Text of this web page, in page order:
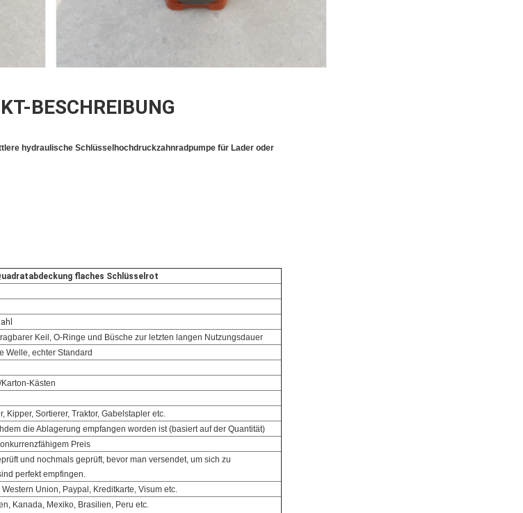
BESCHREIBUNG
hydraulische Schlüsselhochdruckzahnradpumpe für Lader oder
flaches Schlüsselrot
Keil, O-Ringe und Büsche zur letzten langen Nutzungsdauer
Welle, echter Standard
Kästen
Kipper, Sortierer, Traktor, Gabelstapler etc.
die Ablagerung empfangen worden ist (basiert auf der Quantität)
Preis
und nochmals geprüft, bevor man versendet, um sich zu
perfekt empfingen.
Union, Paypal, Kreditkarte, Visum etc.
Kanada, Mexiko, Brasilien, Peru etc.